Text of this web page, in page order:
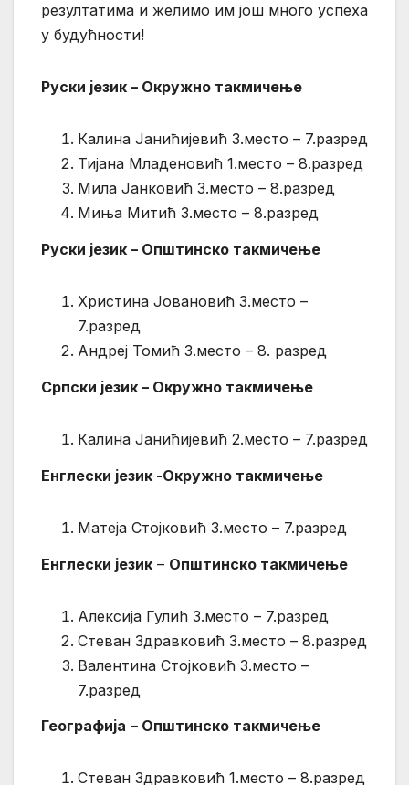
резултатима и желимо им још много успеха
у будућности!
Руски језик – Окружно такмичење
Калина Јанићијевић 3.место – 7.разред
Тијана Младеновић 1.место – 8.разред
Мила Јанковић 3.место – 8.разред
Миња Митић 3.место – 8.разред
Руски језик – Општинско такмичење
Христина Јовановић 3.место –
7.разред
Андреј Томић 3.место – 8. разред
Српски језик – Окружно такмичење
Калина Јанићијевић 2.место – 7.разред
Енглески језик -Окружно такмичење
Матеја Стојковић 3.место – 7.разред
Енглески језик – Општинско такмичење
Алексија Гулић 3.место – 7.разред
Стеван Здравковић 3.место – 8.разред
Валентина Стојковић 3.место –
7.разред
Географија – Општинско такмичење
Стеван Здравковић 1.место – 8.разред